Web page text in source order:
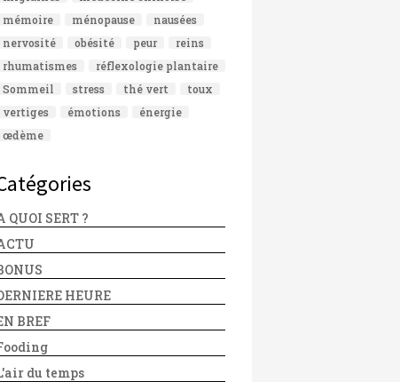
mémoire
ménopause
nausées
nervosité
obésité peur
reins
rhumatismes
réflexologie plantaire
Sommeil
stress thé vert
toux
vertiges
émotions
énergie
œdème
QUOI SERT ?
HEURE
BREF
du temps